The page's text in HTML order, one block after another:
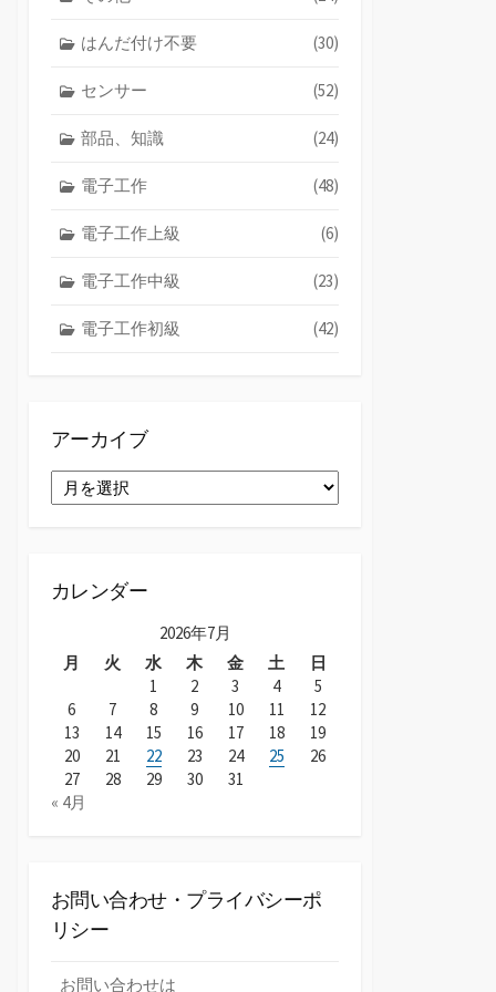
はんだ付け不要 (30)
センサー (52)
部品、知識 (24)
電子工作 (48)
電子工作上級 (6)
電子工作中級 (23)
電子工作初級 (42)
アーカイブ
ー
カレンダー
2026年7月
月
火 水 木 金 土
日
1
2 3 4
5
6
7 8 9 10 11
12
13
14 15 16 17 18
19
20
21 22 23 24 25
26
27
28 29 30
31
« 4月
お問い合わせ・プライバシーポ
リシー
お問い合わせは